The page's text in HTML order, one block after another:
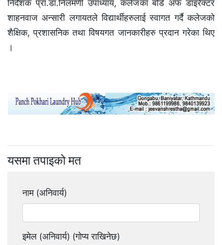
निर्देशक प्रा.डा.निलमणी उपाध्याय, कलेजका बोर्ड अफ डाइरेक्टर
शाहनवाज अन्सारी लगायतले विद्यार्थीहरुलाई स्वागत गर्दै कलेजको
शैक्षिक, प्रशासनिक तथा विषयगत जानकारीहरु प्रदान गरेका थिए
।
यसमा तपाइको मत
नाम (अनिवार्य)
इमेल (अनिवार्य) (गोप्य राखिनेछ)